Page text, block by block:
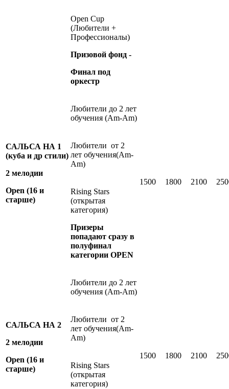
Open Cup
(Любители +
Профессионалы)
Призовой фонд -
Финал под
оркестр
САЛЬСА НА 1
(куба и др стили)
2 мелодии
Open (16 и
старше)
Любители до 2 лет
обучения (Am-Аm)
1500 1800 2100
Любители от 2
лет обучения(Am-
Аm)
Rising Stars
(открытая
категория)
Призеры
попадают сразу в
полуфинал
категории OPEN
САЛЬСА НА 2
2 мелодии
Open (16 и
старше)
Любители до 2 лет
обучения (Am-Аm)
1500 1800 2100
Любители от 2
лет обучения(Am-
Аm)
Rising Stars
(открытая
категория)